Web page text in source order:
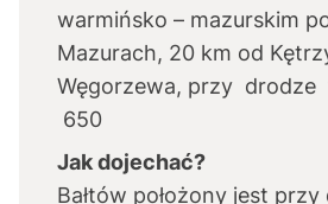
warmińsko – mazurskim
Mazurach, 20 km od
Węgorzewa, przy drodze
650
Jak dojechać?
Bałtów położony jest